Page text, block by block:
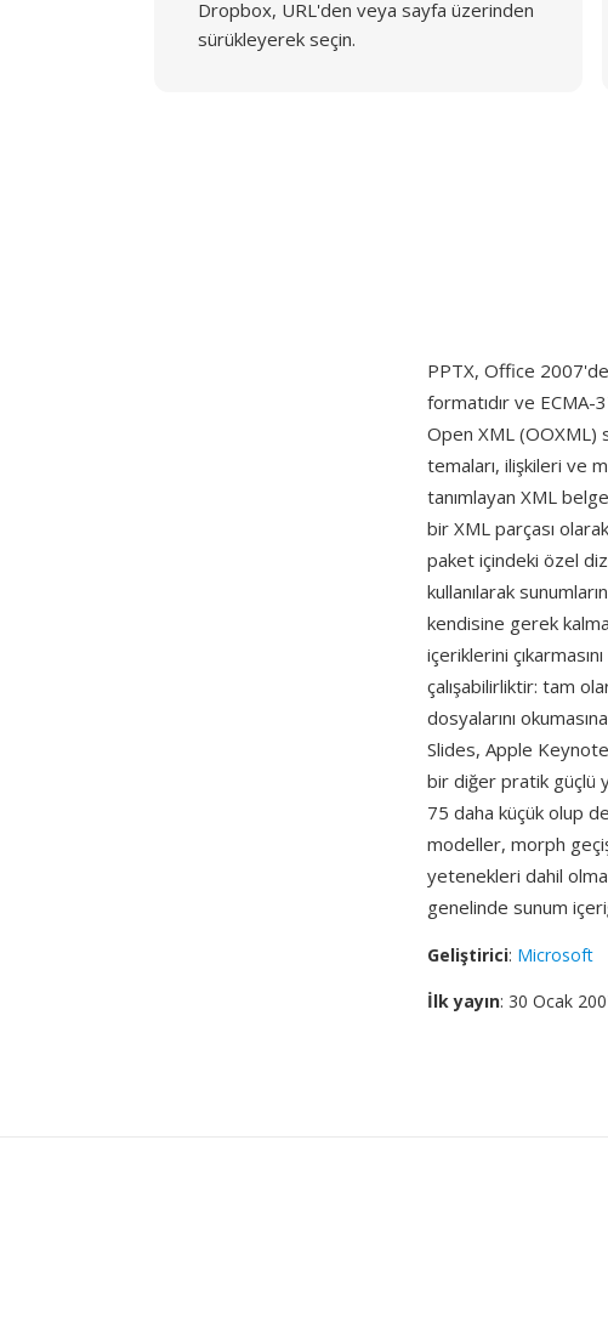
Dropbox, URL'den veya sayfa üzerinden
sürükleyerek seçin.
PPTX, Office
formatıdır ve
Open XML (OOXML)
temaları, ilişkileri ve
tanımlayan XML
bir XML parçası
paket içindeki özel
kullanılarak
kendisine gerek
içeriklerini
çalışabilirliktir: tam
dosyalarını
Slides, Apple Keynote
bir diğer pratik güçlü
75 daha küçük olup
modeller, morph
yetenekleri dahil
genelinde sunum
Geliştirici: Microsoft
İlk yayın: 30 Ocak